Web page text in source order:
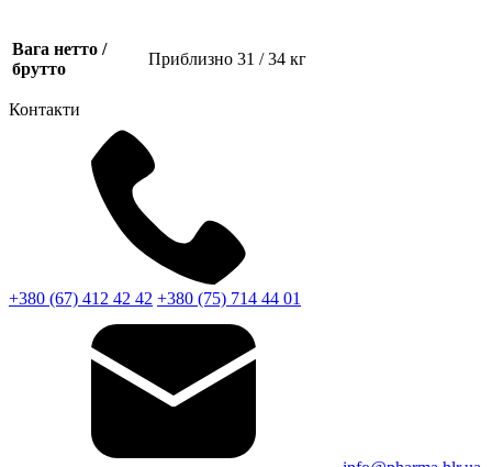
Вага нетто /
брутто
Приблизно 31 / 34 кг
Контакти
+380 (67) 412 42 42 +380 (75) 714 44 01